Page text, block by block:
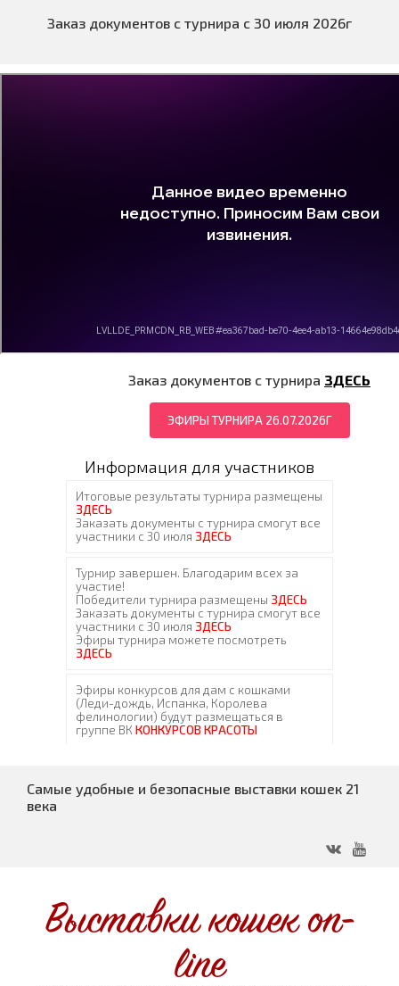
Заказ документов с турнира с 30 июля 2026г
Заказ документов с турнира ЗДЕСЬ
ЭФИРЫ ТУРНИРА 26.07.2026Г
Информация для участников
Самые удобные и безопасные выставки кошек 21
века
Выставки кошек on-
line